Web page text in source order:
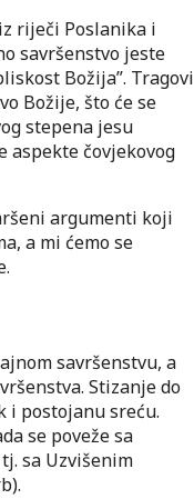
riječi Poslanika i
savršenstvo jeste
Božija”. Tragovi
Božije, što će se
stepena jesu
aspekte čovjekovog
argumenti koji
a mi ćemo se
savršenstvu, a
Stizanje do
i postojanu sreću.
se poveže sa
sa Uzvišenim